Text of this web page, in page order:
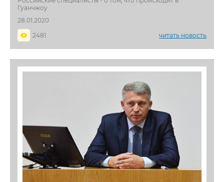
Гуанчжоу
28.01.2020
2481
читать новость